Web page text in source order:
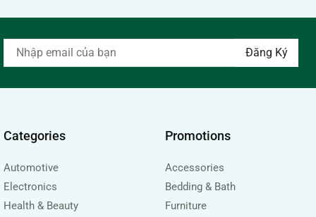
Categories
Automotive
Electronics
Health & Beauty
Promotions
Accessories
Bedding & Bath
Furniture